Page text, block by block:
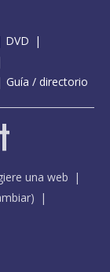
DVD
Guía / directorio
una web
)